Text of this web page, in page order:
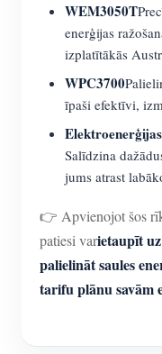
WEM3050T
enerģijas
izplatītākās
WPC3700
īpaši efektīvi,
Salīdzina
jums atrast
👉 Apvienojot šos
patiesi varietaupīt
palielināt saules
tarifu plānu savām